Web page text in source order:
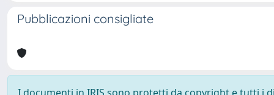
Pubblicazioni consigliate